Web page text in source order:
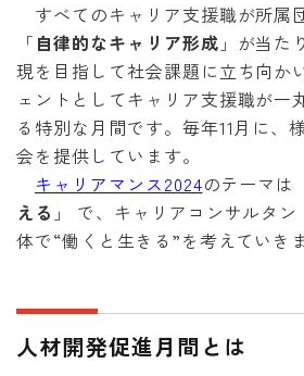
すべてのキャリア支援職が所属
「 自律的なキャリア形成 」が当た
現を目指して社会課題に立ち向か
ェントとしてキャリア支援職が一
る特別な月間です。毎年11月に、
会を提供しています。
キャリアマンス2024のテーマは
える 」 で、キャリアコンサルタ
体で“働くと生きる”を考えていき
人材開発促進月間とは